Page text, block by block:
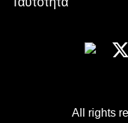
All rights